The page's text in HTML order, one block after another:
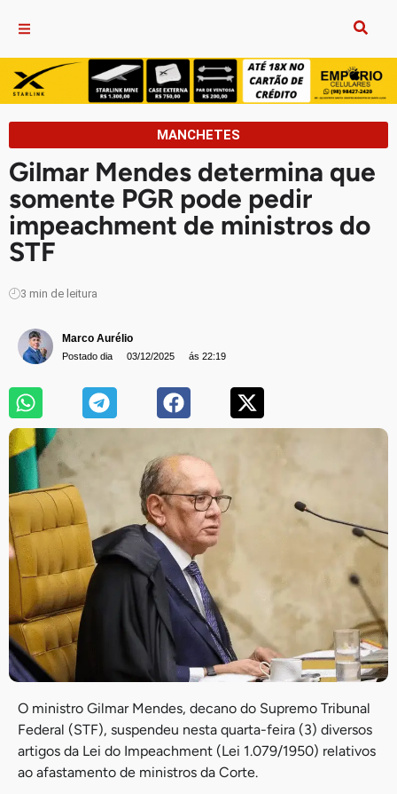
MANCHETES
Gilmar Mendes determina que
somente PGR pode pedir
impeachment de ministros do
STF
3 min de leitura
Marco Aurélio
Postado dia 03/12/2025 ás 22:19
O ministro Gilmar Mendes, decano do Supremo Tribunal
Federal (STF), suspendeu nesta quarta-feira (3) diversos
artigos da Lei do Impeachment (Lei 1.079/1950) relativos
ao afastamento de ministros da Corte.